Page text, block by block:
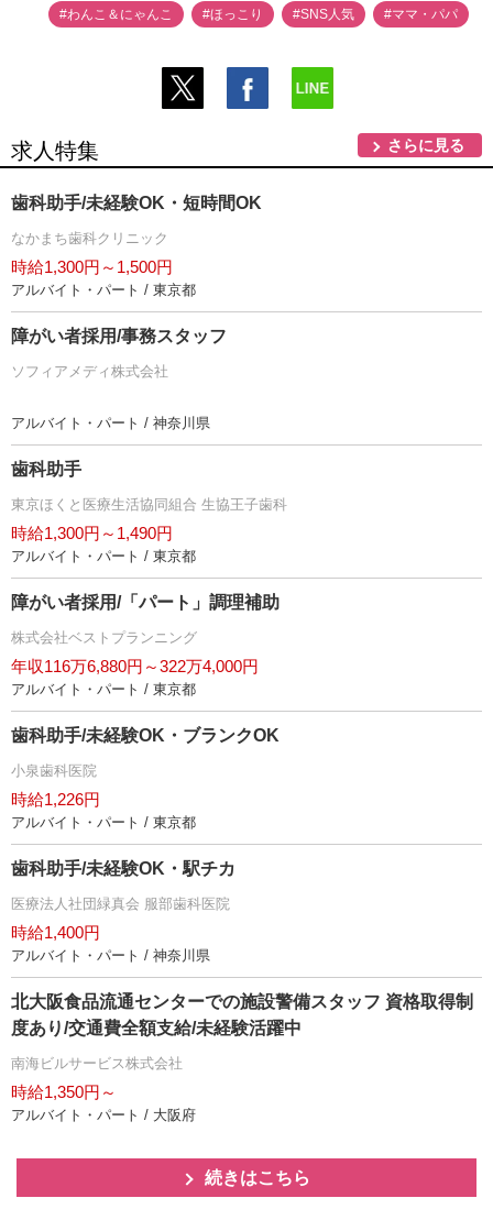
#わんこ＆にゃんこ #ほっこり #SNS人気 #ママ・パパ
求人特集 さらに見る
歯科助手/未経験OK・短時間OK
なかまち歯科クリニック
時給1,300円～1,500円
アルバイト・パート / 東京都
障がい者採用/事務スタッフ
ソフィアメディ株式会社
アルバイト・パート / 神奈川県
歯科助手
東京ほくと医療生活協同組合 生協王子歯科
時給1,300円～1,490円
アルバイト・パート / 東京都
障がい者採用/「パート」調理補助
株式会社ベストプランニング
年収116万6,880円～322万4,000円
アルバイト・パート / 東京都
歯科助手/未経験OK・ブランクOK
小泉歯科医院
時給1,226円
アルバイト・パート / 東京都
歯科助手/未経験OK・駅チカ
医療法人社団緑真会 服部歯科医院
時給1,400円
アルバイト・パート / 神奈川県
北大阪食品流通センターでの施設警備スタッフ 資格取得制
度あり/交通費全額支給/未経験活躍中
南海ビルサービス株式会社
時給1,350円～
アルバイト・パート / 大阪府
続きはこちら